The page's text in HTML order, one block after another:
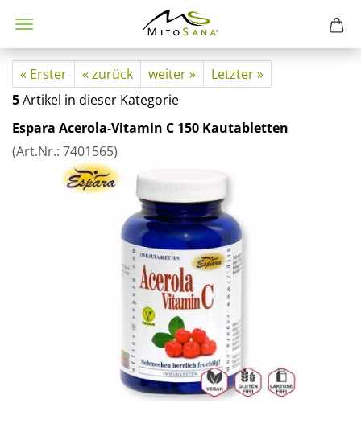
« Erster « zurück weiter »
Letzter »
5Artikel in dieser Kategorie
Espara Acerola-Vitamin C 150 Kautabletten
(Art.Nr.: 7401565)